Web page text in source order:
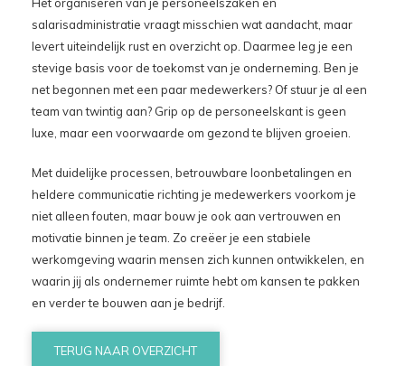
salarisadministratie vraagt misschien wat aandacht, maar
levert uiteindelijk rust en overzicht op. Daarmee leg je een
stevige basis voor de toekomst van je onderneming. Ben je
net begonnen met een paar medewerkers? Of stuur je al een
team van twintig aan? Grip op de personeelskant is geen
luxe, maar een voorwaarde om gezond te blijven groeien.
Met duidelijke processen, betrouwbare loonbetalingen en
heldere communicatie richting je medewerkers voorkom je
niet alleen fouten, maar bouw je ook aan vertrouwen en
motivatie binnen je team. Zo creëer je een stabiele
werkomgeving waarin mensen zich kunnen ontwikkelen, en
waarin jij als ondernemer ruimte hebt om kansen te pakken
en verder te bouwen aan je bedrijf.
TERUG NAAR OVERZICHT